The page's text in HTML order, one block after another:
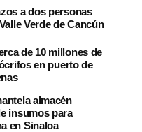
a dos personas
Verde de Cancún
de 10 millones de
en puerto de
almacén
insumos para
en Sinaloa